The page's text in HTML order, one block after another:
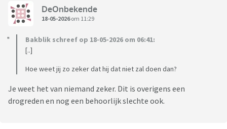
DeOnbekende
18-05-2026om 11:29
Bakblik schreef op 18-05-2026 om 06:41:
[..]
Hoe weet jij zo zeker dat hij dat niet zal doen dan?
Je weet het van niemand zeker. Dit is overigens een
drogreden en nog een behoorlijk slechte ook.